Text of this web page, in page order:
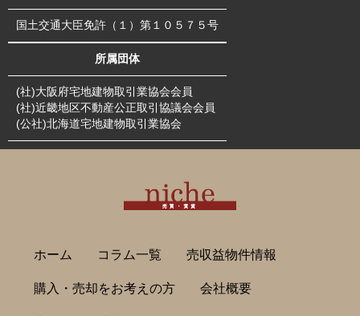
国土交通大臣免許（１）第１０５７５号
所属団体
(社)大阪府宅地建物取引業協会会員
(社)近畿地区不動産公正取引協議会会員
(公社)北海道宅地建物取引業協会
ホーム コラム一覧 売収益物件情報
購入・売却をお考えの方 会社概要